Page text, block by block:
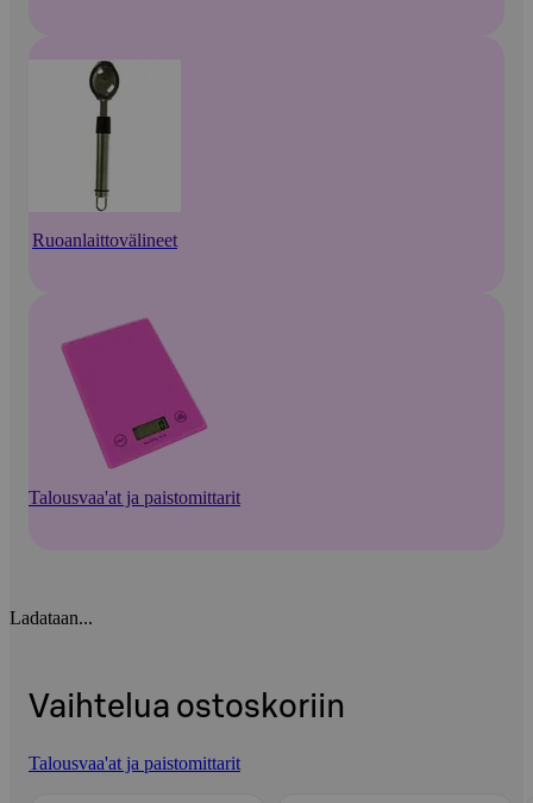
Ruoanlaittovälineet
Talousvaa'at ja paistomittarit
Ladataan...
Vaihtelua ostoskoriin
Talousvaa'at ja paistomittarit